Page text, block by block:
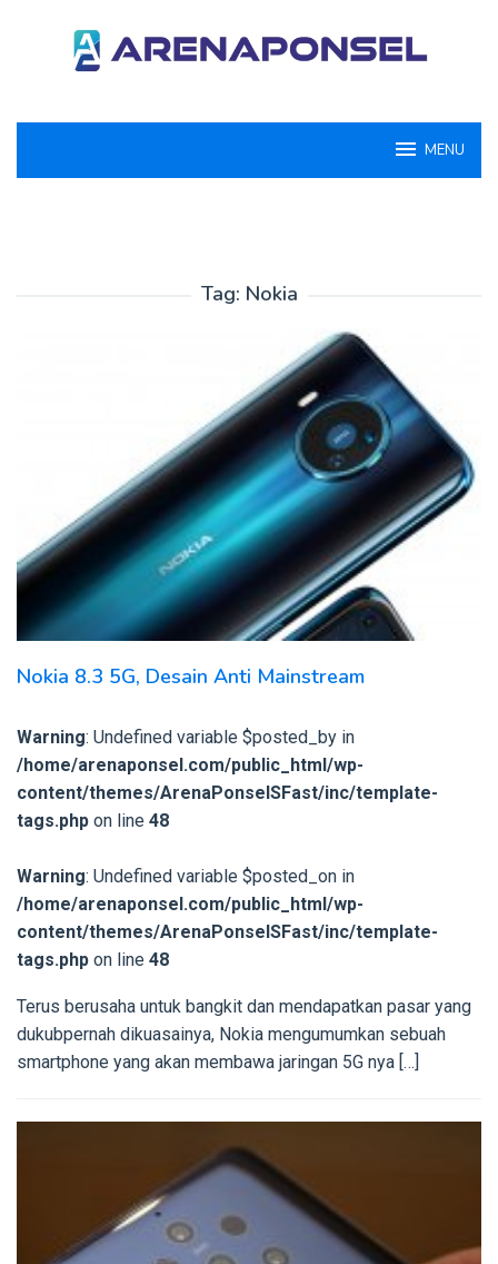
MENU
Tag: Nokia
Nokia 8.3 5G, Desain Anti Mainstream
Warning: Undefined variable $posted_by in
/home/arenaponsel.com/public_html/wp-
content/themes/ArenaPonselSFast/inc/template-
tags.php on line 48
Warning: Undefined variable $posted_on in
/home/arenaponsel.com/public_html/wp-
content/themes/ArenaPonselSFast/inc/template-
tags.php on line 48
Terus berusaha untuk bangkit dan mendapatkan pasar yang
dukubpernah dikuasainya, Nokia mengumumkan sebuah
smartphone yang akan membawa jaringan 5G nya […]